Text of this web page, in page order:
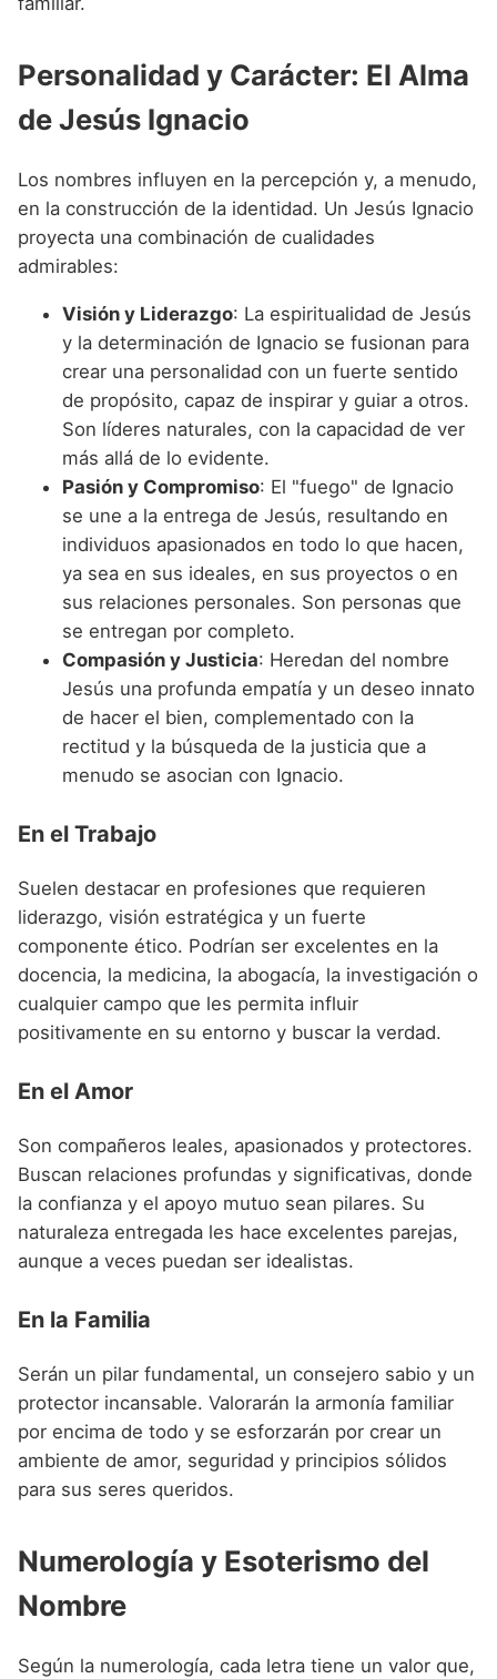
Personalidad y Carácter: El Alma
de Jesús Ignacio
Los nombres influyen en la percepción y, a menudo,
en la construcción de la identidad. Un Jesús Ignacio
proyecta una combinación de cualidades
admirables:
Visión y Liderazgo: La espiritualidad de Jesús
y la determinación de Ignacio se fusionan para
crear una personalidad con un fuerte sentido
de propósito, capaz de inspirar y guiar a otros.
Son líderes naturales, con la capacidad de ver
más allá de lo evidente.
Pasión y Compromiso: El "fuego" de Ignacio
se une a la entrega de Jesús, resultando en
individuos apasionados en todo lo que hacen,
ya sea en sus ideales, en sus proyectos o en
sus relaciones personales. Son personas que
se entregan por completo.
Compasión y Justicia: Heredan del nombre
Jesús una profunda empatía y un deseo innato
de hacer el bien, complementado con la
rectitud y la búsqueda de la justicia que a
menudo se asocian con Ignacio.
En el Trabajo
Suelen destacar en profesiones que requieren
liderazgo, visión estratégica y un fuerte
componente ético. Podrían ser excelentes en la
docencia, la medicina, la abogacía, la investigación o
cualquier campo que les permita influir
positivamente en su entorno y buscar la verdad.
En el Amor
Son compañeros leales, apasionados y protectores.
Buscan relaciones profundas y significativas, donde
la confianza y el apoyo mutuo sean pilares. Su
naturaleza entregada les hace excelentes parejas,
aunque a veces puedan ser idealistas.
En la Familia
Serán un pilar fundamental, un consejero sabio y un
protector incansable. Valorarán la armonía familiar
por encima de todo y se esforzarán por crear un
ambiente de amor, seguridad y principios sólidos
para sus seres queridos.
Numerología y Esoterismo del
Nombre
Según la numerología, cada letra tiene un valor que,